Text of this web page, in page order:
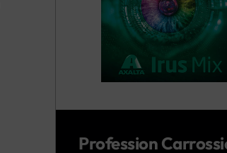
Profession